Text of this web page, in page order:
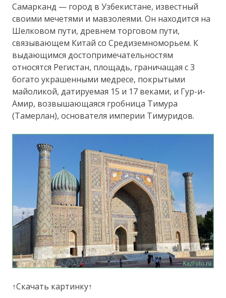
Самарканд — город в Узбекистане, известный
своими мечетями и мавзолеями. Он находится на
Шелковом пути, древнем торговом пути,
связывающем Китай со Средиземноморьем. К
выдающимся достопримечательностям
относятся Регистан, площадь, граничащая с 3
богато украшенными медресе, покрытыми
майоликой, датируемая 15 и 17 веками, и Гур-и-
Амир, возвышающаяся гробница Тимура
(Тамерлан), основателя империи Тимуридов.
↑Скачать картинку↑